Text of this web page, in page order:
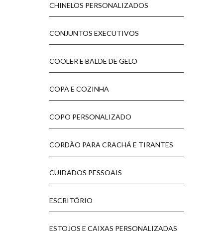
CHINELOS PERSONALIZADOS
CONJUNTOS EXECUTIVOS
COOLER E BALDE DE GELO
COPA E COZINHA
COPO PERSONALIZADO
CORDÃO PARA CRACHÁ E TIRANTES
CUIDADOS PESSOAIS
ESCRITÓRIO
ESTOJOS E CAIXAS PERSONALIZADAS